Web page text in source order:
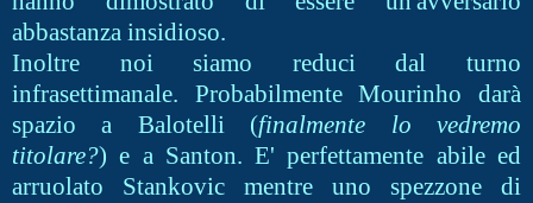
abbastanza insidioso.
Inoltre noi siamo reduci dal turno
infrasettimanale. Probabilmente Mourinho darà
spazio a Balotelli (finalmente lo vedremo
titolare?) e a Santon. E' perfettamente abile ed
arruolato Stankovic mentre uno spezzone di